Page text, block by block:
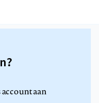
account aan